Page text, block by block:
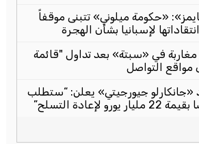
«حكومة ميلوني» تتبنى موقفاً
لإسبانيا بشأن الهجرة
مغاربة في «سبتة» بعد تداول "قائمة
مواقع التواصل
«جانكارلو جيورجيتي» يعلن: “ستطلب
لإعادة التسلح”